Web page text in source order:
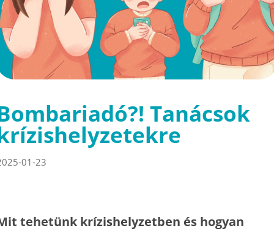
Tanácsok
01-23
tehetünk krízishelyzetben és hogyan